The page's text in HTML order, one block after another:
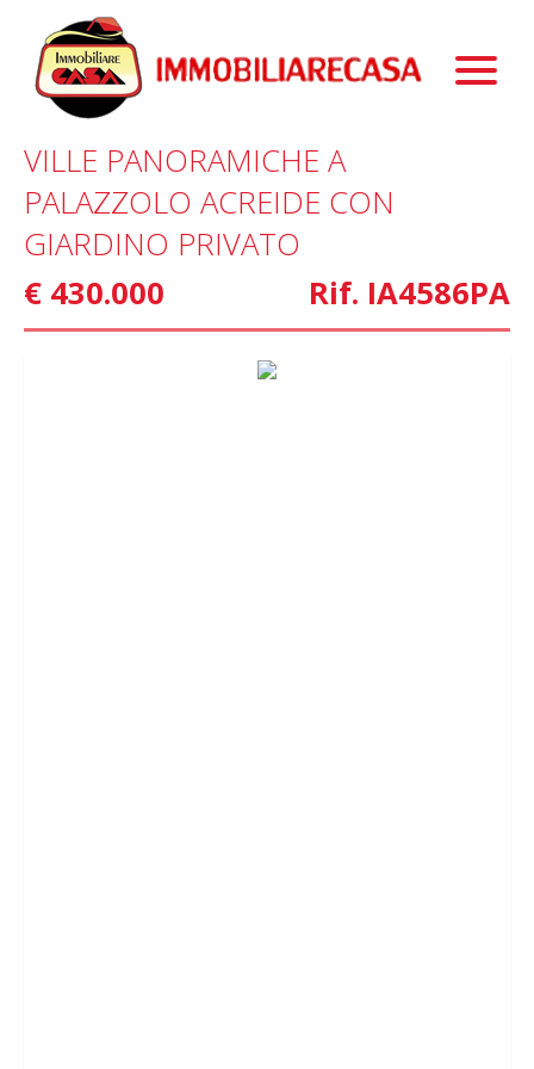
Immobili
Immobili In Vendita
Immobili In Affitto
Immobili Commerciali
Chi Siamo
La Nostra Storia
Staff
Servizi
Mutui
Home Staging
Blog
VILLE PANORAMICHE A
PALAZZOLO ACREIDE CON
GIARDINO PRIVATO
€ 430.000
Rif. IA4586PA